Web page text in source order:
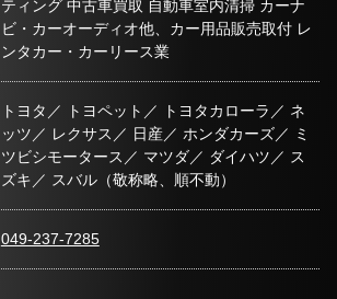
ティング 中古車買取 自動車室内清掃 カーナ
ビ・カーオーディオ他、カー用品販売取付 レ
ンタカー・カーリース業
トヨタ／ トヨペット／ トヨタカローラ／ ネ
ッツ／ レクサス／ 日産／ ホンダカーズ／ ミ
ツビシモータース／ マツダ／ ダイハツ／ ス
ズキ／ スバル（敬称略、順不動）
049-237-7285